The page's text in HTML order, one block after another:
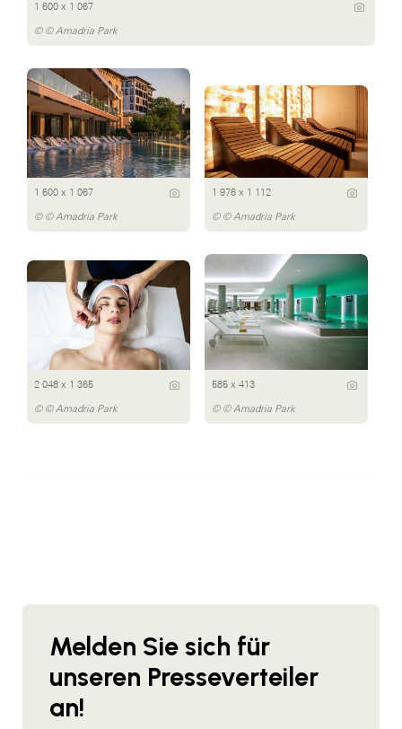
1 600 x 1 067
© © Amadria Park
1 600 x 1 067
© © Amadria Park
1 976 x 1 112
© © Amadria Park
2 048 x 1 365
© © Amadria Park
585 x 413
© © Amadria Park
Melden Sie sich für
unseren Presseverteiler
an!